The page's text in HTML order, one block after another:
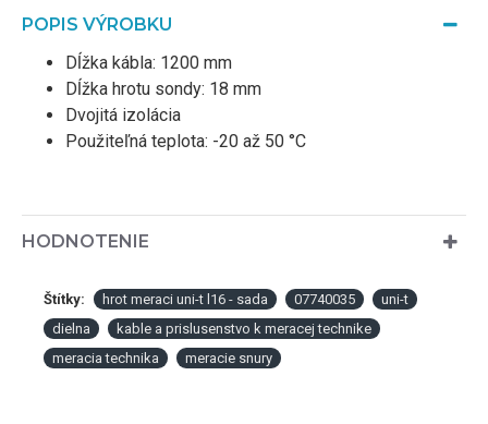
POPIS VÝROBKU
Dĺžka kábla: 1200 mm
Dĺžka hrotu sondy: 18 mm
Dvojitá izolácia
Použiteľná teplota: -20 až 50 °C
HODNOTENIE
Štítky: hrot meraci uni-t l16 - sada 07740035
uni-t
dielna
kable a prislusenstvo k meracej technike
meracia technika
meracie snury